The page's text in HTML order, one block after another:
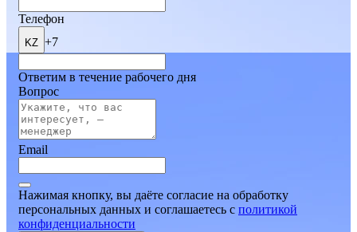
Телефон
KZ +7
Ответим в течение рабочего дня
Вопрос
Email
Нажимая кнопку, вы даёте согласие на обработку
персональных данных и соглашаетесь c политикой
конфиденциальности